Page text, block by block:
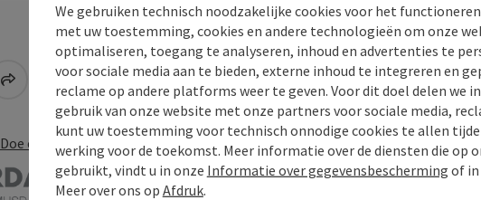
Naar favorieten PDF aanmaken Bijdrage printen
Doe een suggestie
We gebruiken technisch noodzakelijke cookies voor het
met uw toestemming, cookies en andere technologieën om onze
optimaliseren, toegang te analyseren, inhoud en advertenties te
voor sociale media aan te bieden, externe inhoud te integreren en
reclame op andere platforms weer te geven. Voor dit doel delen we
gebruik van onze website met onze partners voor sociale media,
kunt uw toestemming voor technisch onnodige cookies te allen
werking voor de toekomst. Meer informatie over de diensten die op
gebruikt, vindt u in onze Informatie over gegevensbescherming of in
Meer over ons op Afdruk.